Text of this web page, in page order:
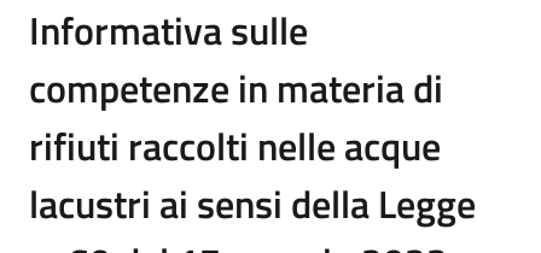
Informativa sulle
competenze in materia di
rifiuti raccolti nelle acque
lacustri ai sensi della Legge